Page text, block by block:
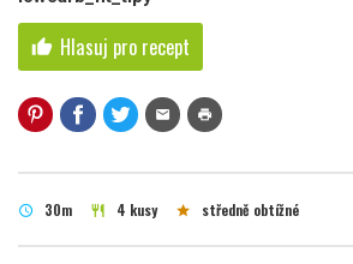
thumb_up Hlasuj pro recept
mail print
schedule 30m restaurant 4 kusy star středně obtížné